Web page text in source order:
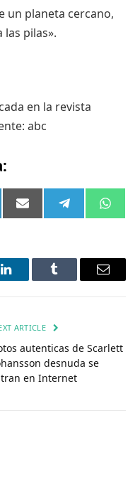
un planeta cercano,
las pilas».
en la revista
: abc
Compartir
en
Email Compartir
en
Telegram
en
LinkedInTumblr Email
ARTICLE
autenticas de Scarlett
desnuda se
en Internet